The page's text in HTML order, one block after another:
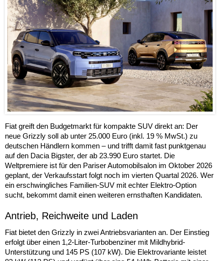
Fiat greift den Budgetmarkt für kompakte SUV direkt an: Der
neue Grizzly soll ab unter 25.000 Euro (inkl. 19 % MwSt.) zu
deutschen Händlern kommen – und trifft damit fast punktgenau
auf den Dacia Bigster, der ab 23.990 Euro startet. Die
Weltpremiere ist für den Pariser Automobilsalon im Oktober 2026
geplant, der Verkaufsstart folgt noch im vierten Quartal 2026. Wer
ein erschwingliches Familien-SUV mit echter Elektro-Option
sucht, bekommt damit einen weiteren ernsthaften Kandidaten.
Antrieb, Reichweite und Laden
Fiat bietet den Grizzly in zwei Antriebsvarianten an. Der Einstieg
erfolgt über einen 1,2-Liter-Turbobenziner mit Mildhybrid-
Unterstützung und 145 PS (107 kW). Die Elektrovariante leistet